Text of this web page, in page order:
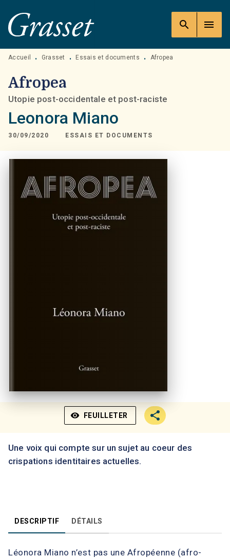
MENU RECHERCHE
PIED DE PAGE
search menu
Accueil • Grasset • Essais et documents • Afropea
Afropea
Utopie post-occidentale et post-raciste
Leonora Miano
30/09/2020 ESSAIS ET DOCUMENTS
visibility FEUILLETER
Une voix qui compte sur un sujet au coeur des
crispations identitaires actuelles.
DESCRIPTIF DÉTAILS
Léonora Miano n’est pas une Afropéenne (afro-